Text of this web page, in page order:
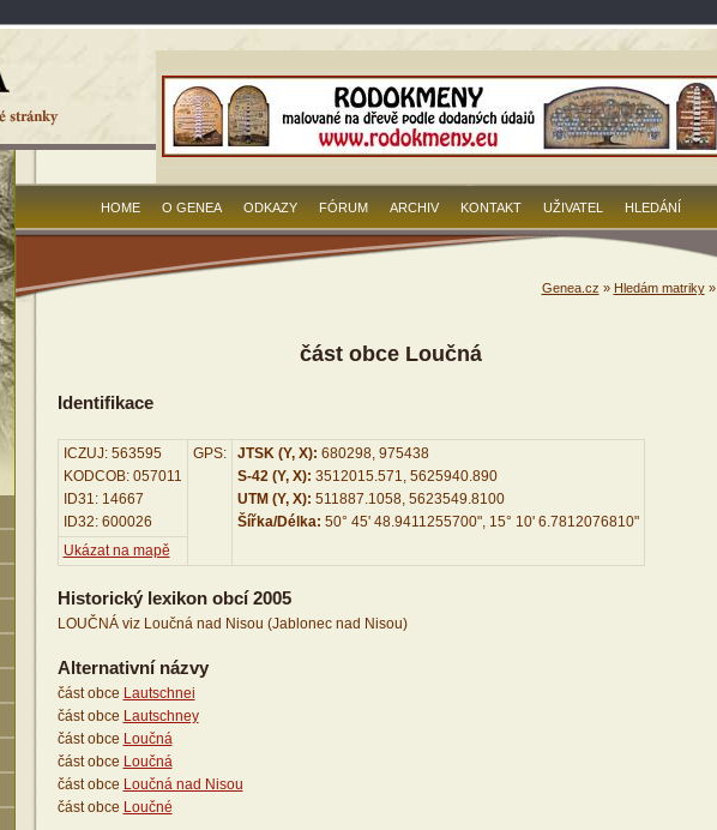
HOME O GENEA ODKAZY FÓRUM ARCHIV KONTAKT UŽIVATEL HLEDÁNÍ
Genea.cz » Hledám matriky»
část obce Loučná
Identifikace
ICZUJ: 563595
KODCOB: 057011
ID31: 14667
ID32: 600026
GPS: JTSK (Y, X): 680298, 975438
S-42 (Y, X): 3512015.571, 5625940.890
UTM (Y, X): 511887.1058, 5623549.8100
Šířka/Délka: 50° 45' 48.9411255700", 15° 10' 6.7812076810"
Ukázat na mapě
Historický lexikon obcí 2005
LOUČNÁ viz Loučná nad Nisou (Jablonec nad Nisou)
Alternativní názvy
část obce Lautschnei
část obce Lautschney
část obce Loučná
část obce Loučná
část obce Loučná nad Nisou
část obce Loučné